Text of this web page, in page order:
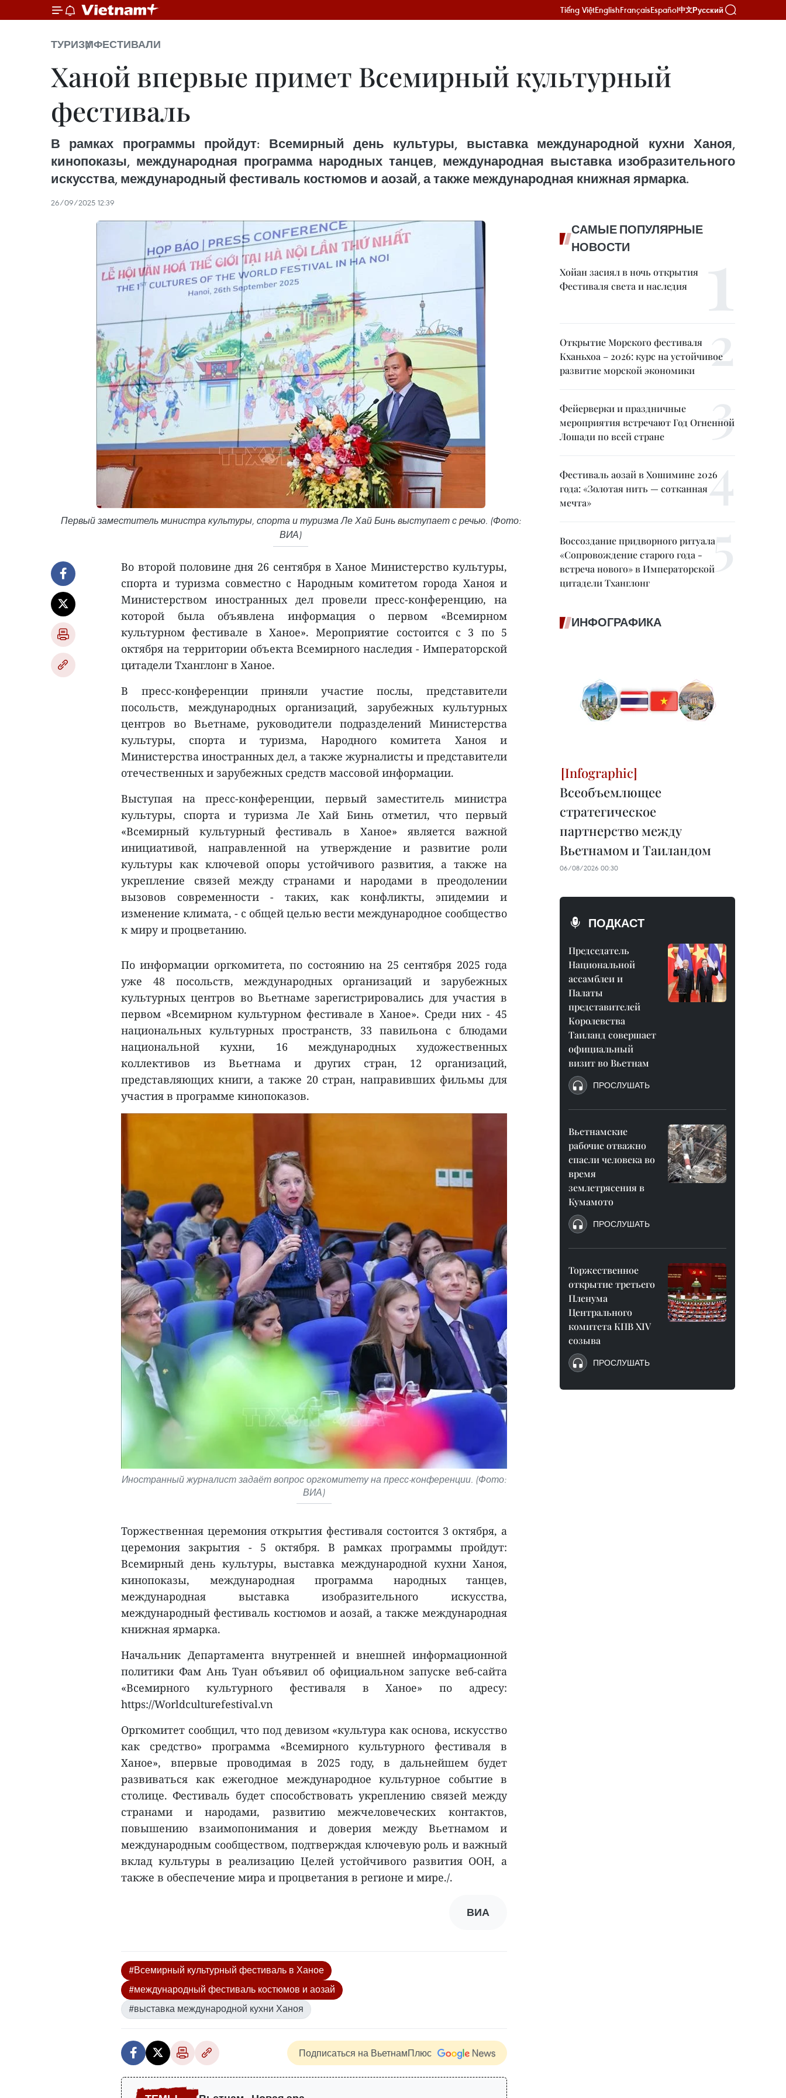
Tiếng ViệtEnglishFrançaisEspañol中文Русский
ТУРИЗМФЕСТИВАЛИ
Ханой впервые примет Всемирный культурный
фестиваль
В рамках программы пройдут: Всемирный день культуры, выставка международной кухни Ханоя,
кинопоказы, международная программа народных танцев, международная выставка изобразительного
искусства, международный фестиваль костюмов и аозай, а также международная книжная ярмарка.
26/09/2025 12:39
Первый заместитель министра культуры, спорта и туризма Ле Хай Бинь выступает с речью. (Фото:
ВИА)
Во второй половине дня 26 сентября в Ханое Министерство культуры,
спорта и туризма совместно с Народным комитетом города Ханоя и
Министерством иностранных дел провели пресс-конференцию, на
которой была объявлена информация о первом «Всемирном
культурном фестивале в Ханое». Мероприятие состоится с 3 по 5
октября на территории объекта Всемирного наследия - Императорской
цитадели Тханглонг в Ханое.
В пресс-конференции приняли участие послы, представители
посольств, международных организаций, зарубежных культурных
центров во Вьетнаме, руководители подразделений Министерства
культуры, спорта и туризма, Народного комитета Ханоя и
Министерства иностранных дел, а также журналисты и представители
отечественных и зарубежных средств массовой информации.
Выступая на пресс-конференции, первый заместитель министра
культуры, спорта и туризма Ле Хай Бинь отметил, что первый
«Всемирный культурный фестиваль в Ханое» является важной
инициативой, направленной на утверждение и развитие роли
культуры как ключевой опоры устойчивого развития, а также на
укрепление связей между странами и народами в преодолении
вызовов современности - таких, как конфликты, эпидемии и
изменение климата, - с общей целью вести международное сообщество
к миру и процветанию.
По информации оргкомитета, по состоянию на 25 сентября 2025 года
уже 48 посольств, международных организаций и зарубежных
культурных центров во Вьетнаме зарегистрировались для участия в
первом «Всемирном культурном фестивале в Ханое». Среди них - 45
национальных культурных пространств, 33 павильона с блюдами
национальной кухни, 16 международных художественных
коллективов из Вьетнама и других стран, 12 организаций,
представляющих книги, а также 20 стран, направивших фильмы для
участия в программе кинопоказов.
Иностранный журналист задаёт вопрос оргкомитету на пресс-конференции. (Фото:
ВИА)
Торжественная церемония открытия фестиваля состоится 3 октября, а
церемония закрытия - 5 октября. В рамках программы пройдут:
Всемирный день культуры, выставка международной кухни Ханоя,
кинопоказы, международная программа народных танцев,
международная выставка изобразительного искусства,
международный фестиваль костюмов и аозай, а также международная
книжная ярмарка.
Начальник Департамента внутренней и внешней информационной
политики Фам Ань Туан объявил об официальном запуске веб-сайта
«Всемирного культурного фестиваля в Ханое» по адресу:
https://Worldculturefestival.vn
Оргкомитет сообщил, что под девизом «культура как основа, искусство
как средство» программа «Всемирного культурного фестиваля в
Ханое», впервые проводимая в 2025 году, в дальнейшем будет
развиваться как ежегодное международное культурное событие в
столице. Фестиваль будет способствовать укреплению связей между
странами и народами, развитию межчеловеческих контактов,
повышению взаимопонимания и доверия между Вьетнамом и
международным сообществом, подтверждая ключевую роль и важный
вклад культуры в реализацию Целей устойчивого развития ООН, а
также в обеспечение мира и процветания в регионе и мире./.
ВИА
#Всемирный культурный фестиваль в Ханое
#международный фестиваль костюмов и аозай
#выставка международной кухни Ханоя
Подписаться на ВьетнамПлюс
САМЫЕ ПОПУЛЯРНЫЕ
НОВОСТИ
Хойан засиял в ночь открытия
Фестиваля света и наследия
Открытие Морского фестиваля
Кханьхоа – 2026: курс на устойчивое
развитие морской экономики
Фейерверки и праздничные
мероприятия встречают Год Огненной
Лошади по всей стране
Фестиваль аозай в Хошимине 2026
года: «Золотая нить — сотканная
мечта»
Воссоздание придворного ритуала
«Сопровождение старого года -
встреча нового» в Императорской
цитадели Тханглонг
ИНФОГРАФИКА
Всеобъемлющее
стратегическое
партнерство между
Вьетнамом и Таиландом
06/08/2026 00:30
ПОДКАСТ
Председатель
Национальной
ассамблеи и
Палаты
представителей
Королевства
Таиланд совершает
официальный
визит во Вьетнам
ПРОСЛУШАТЬ
Вьетнамские
рабочие отважно
спасли человека во
время
землетрясения в
Кумамото
ПРОСЛУШАТЬ
Торжественное
открытие третьего
Пленума
Центрального
комитета КПВ XIV
созыва
ПРОСЛУШАТЬ